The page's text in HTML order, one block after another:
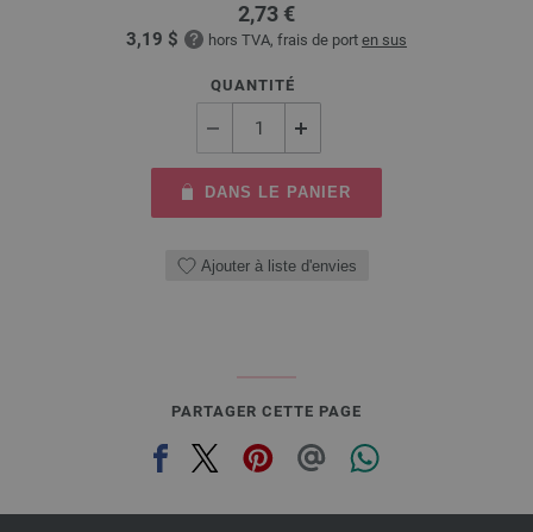
2,73 €
3,19 $ hors TVA, frais de port en sus
QUANTITÉ
DANS LE PANIER
Ajouter à liste d'envies
PARTAGER CETTE PAGE